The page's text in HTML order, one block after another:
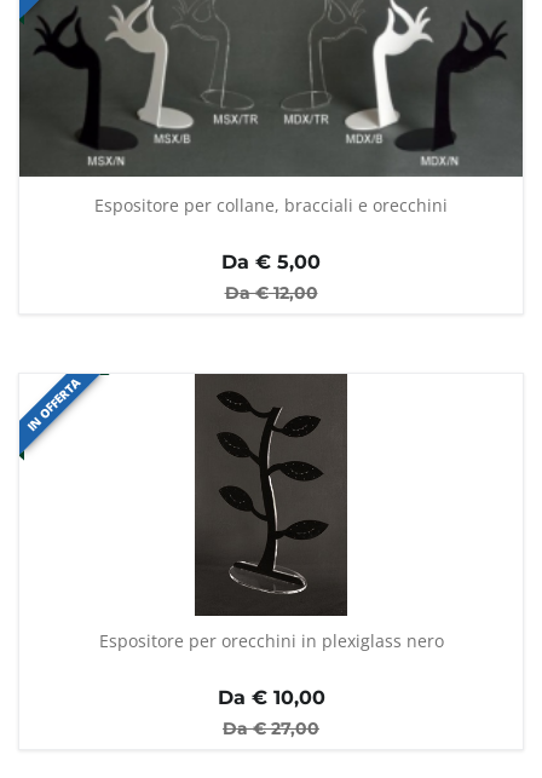
Espositore per collane, bracciali e orecchini
Da € 5,00
Da €12,00
IN OFFERTA
Espositore per orecchini in plexiglass nero
Da €10,00
Da €27,00